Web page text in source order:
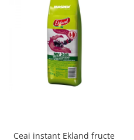
Ceai instant Ekland fructe